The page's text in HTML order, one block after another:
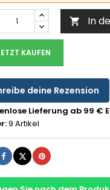
 In
KAUFEN
deine Rezension
Lieferung ab 99 €
9 Artikel
TeilenTweetPinterest